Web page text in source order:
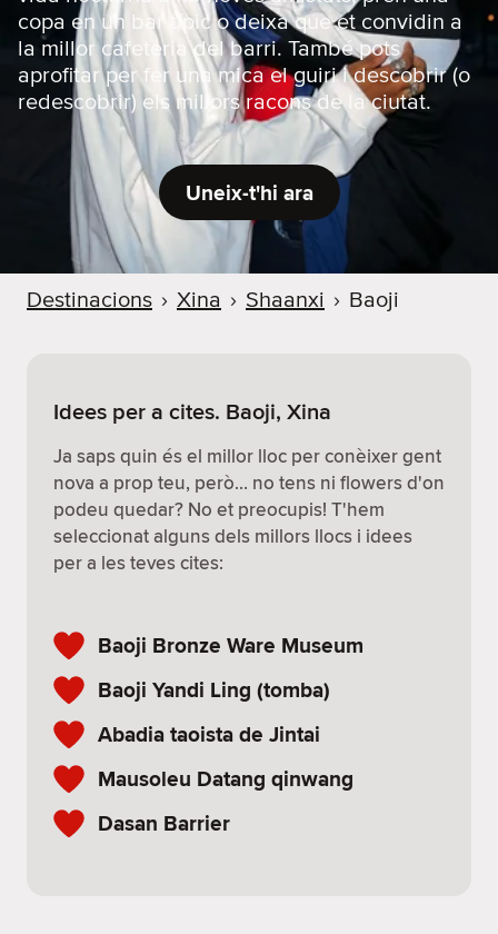
copa en un bar típic o deixa que et convidin a
la millor cafeteria del barri. També pots
aprofitar per fer una mica el guiri i descobrir (o
redescobrir) els millors racons de la ciutat.
Uneix-t'hi ara
Destinacions › Xina › Shaanxi › Baoji
Idees per a cites. Baoji, Xina
Ja saps quin és el millor lloc per conèixer gent
nova a prop teu, però… no tens ni flowers d'on
podeu quedar? No et preocupis! T'hem
seleccionat alguns dels millors llocs i idees
per a les teves cites:
Baoji Bronze Ware Museum
Baoji Yandi Ling (tomba)
Abadia taoista de Jintai
Mausoleu Datang qinwang
Dasan Barrier